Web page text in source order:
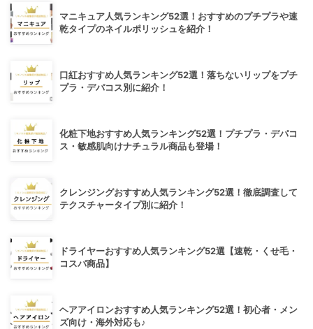
マニキュア人気ランキング52選！おすすめのプチプラや速
乾タイプのネイルポリッシュを紹介！
口紅おすすめ人気ランキング52選！落ちないリップをプチ
プラ・デパコス別に紹介！
化粧下地おすすめ人気ランキング52選！プチプラ・デパコ
ス・敏感肌向けナチュラル商品も登場！
クレンジングおすすめ人気ランキング52選！徹底調査して
テクスチャータイプ別に紹介！
ドライヤーおすすめ人気ランキング52選【速乾・くせ毛・
コスパ商品】
ヘアアイロンおすすめ人気ランキング52選！初心者・メン
ズ向け・海外対応も♪